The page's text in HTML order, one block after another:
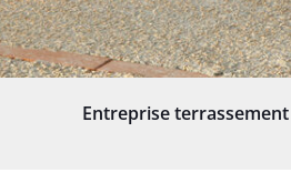
Entreprise terrassement